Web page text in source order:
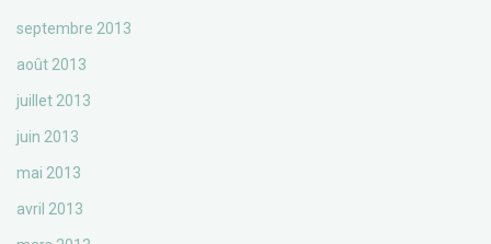
septembre 2013
août 2013
juillet 2013
juin 2013
mai 2013
avril 2013